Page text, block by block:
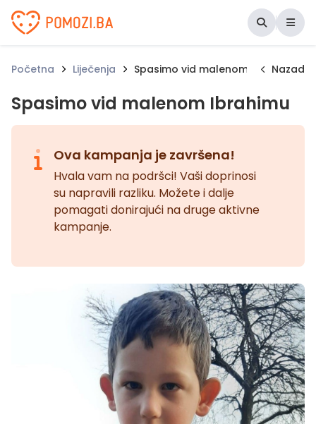
Udruženje Pomozi.ba
Početna Liječenja Spasimo vid malenom Ibrahimu
Nazad
Spasimo vid malenom Ibrahimu
Ova kampanja je završena!
Hvala vam na podršci! Vaši doprinosi
su napravili razliku. Možete i dalje
pomagati donirajući na druge aktivne
kampanje.